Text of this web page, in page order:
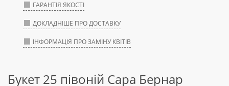
ГАРАНТІЯ ЯКОСТІ
ДОКЛАДНІШЕ ПРО ДОСТАВКУ
ІНФОРМАЦІЯ ПРО ЗАМІНУ КВІТІВ
Букет 25 півоній Сара Бернар